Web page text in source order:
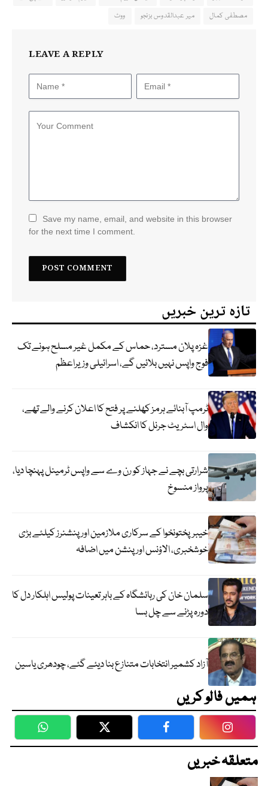
مصطفی کمال
میر عبدالقدوس بزنجو ووٹ
LEAVE A REPLY
Save my name, email, and website in this browser
for the next time I comment.
تازہ ترین خبریں
غزہ پلان مسترد، حماس کے مکمل غیر مسلح ہونے تک
فوج واپس نہیں بلائیں گے، اسرائیلی وزیراعظم
ٹرمپ آبنائے ہرمز کھلنے پر فتح کا اعلان کرنے والے تھے،
وال اسٹریٹ جرنل کا انکشاف
شرارتی بچے نے جہاز کو رن وے سے واپس ٹرمینل پہنچا دیا،
پرواز منسوخ
خیبرپختونخوا کے سرکاری ملازمین اور پنشنرز کیلئے بڑی
خوشخبری، الاؤنس اور پنشن میں اضافہ
سلمان خان کی رہائشگاہ کے باہر تعینات پولیس اہلکار دل کا
دورہ پڑنے سے چل بسا
آزاد کشمیر انتخابات متنازع بنا دیئے گئے، چودھری یاسین
ہمیں فالو کریں
WhatsApp Twitter Facebook
متعلقہ خبریں